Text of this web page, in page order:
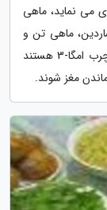
می نماید، ماهی
ماهی تن و
ماهی خالمخالی حاوی مقادیر فراوانی از اسیدهای چرب امگا-3 هستند
مغز شوند.